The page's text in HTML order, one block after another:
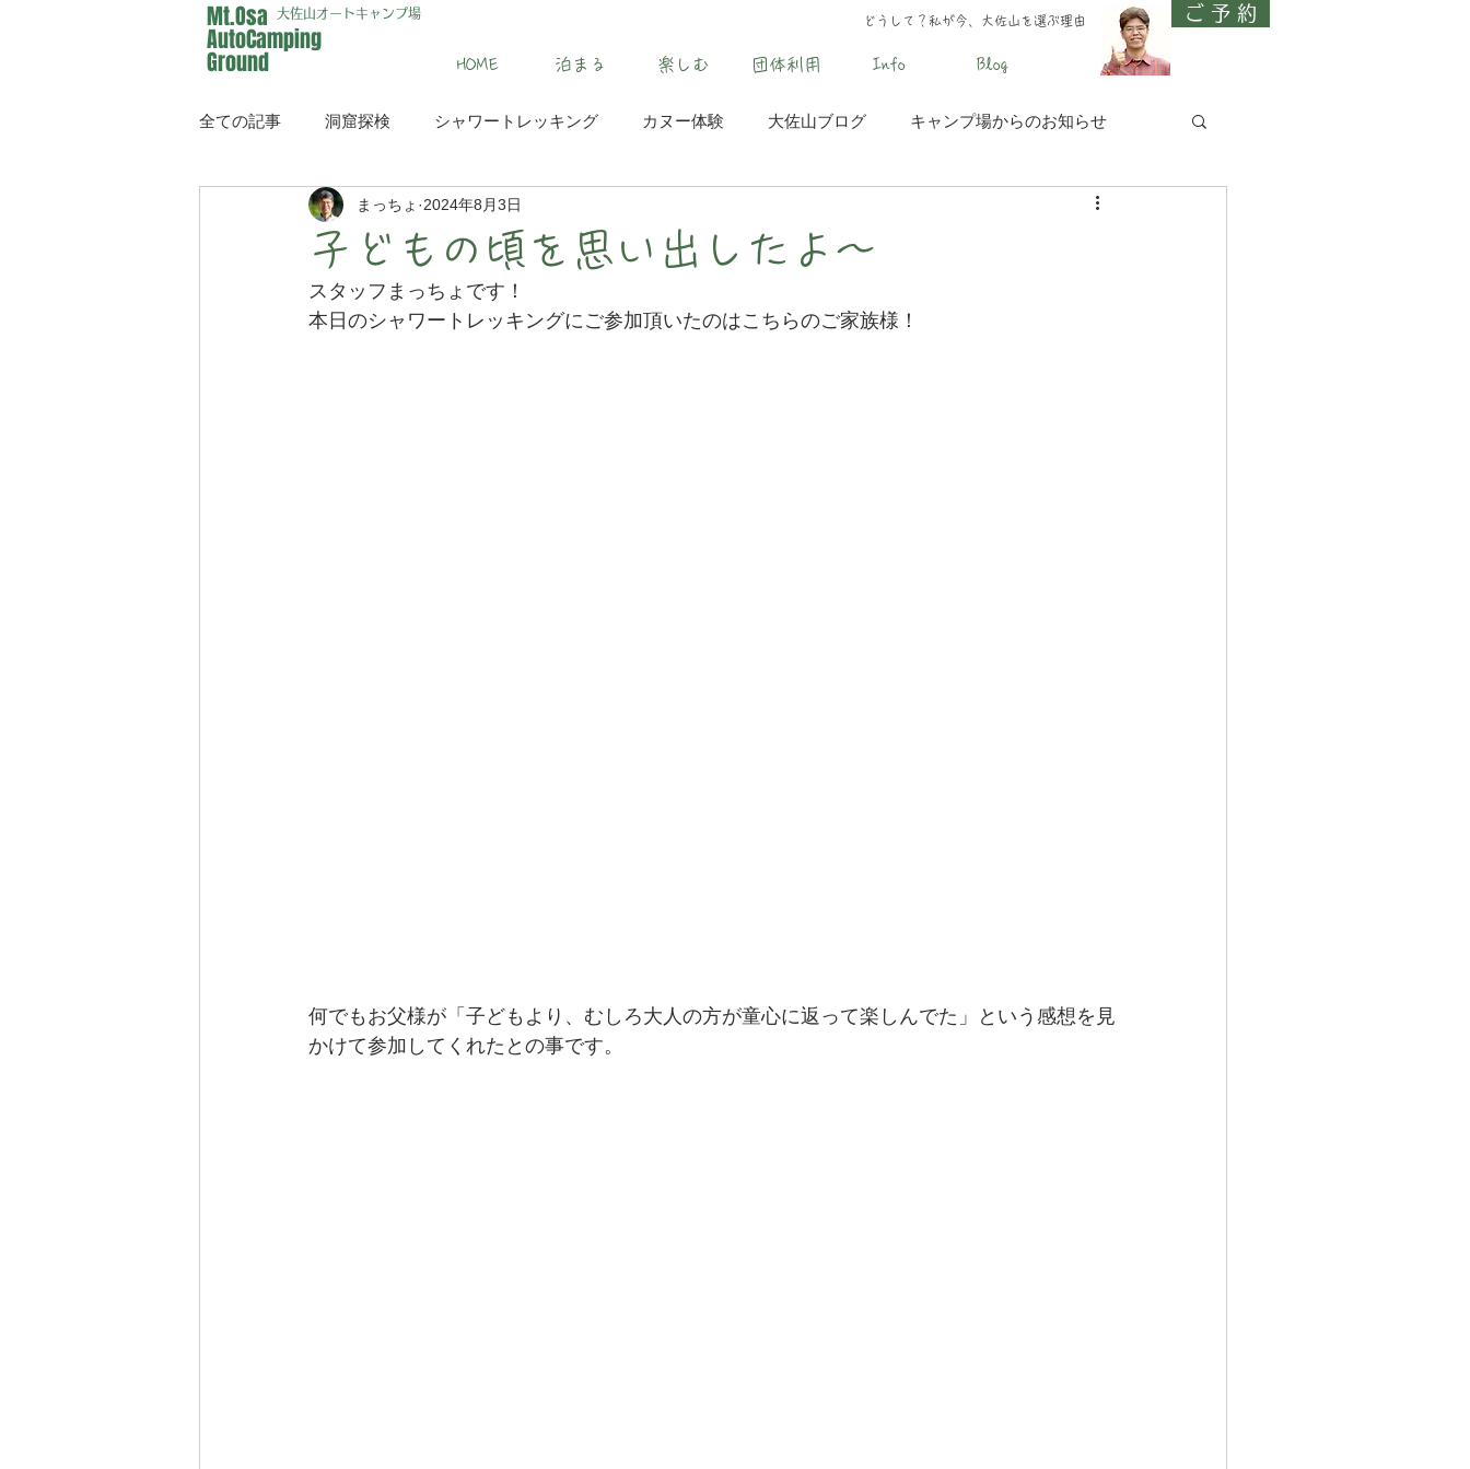
Mt.Osa
AutoCamping
Ground
大佐山オートキャンプ場
どうして？私が今、大佐山を選ぶ理由
HOME 泊まる 楽しむ 団体利用 Info Blog
ご 予 約
全ての記事 洞窟探検 シャワートレッキング カヌー体験 大佐山ブログ キャンプ場からのお知らせ
メディア
子どもの頃を思い出したよ～
まっちょ 2024年8月3日
スタッフまっちょです！
本日のシャワートレッキングにご参加頂いたのはこちらのご家族様！
何でもお父様が「子どもより、むしろ大人の方が童心に返って楽しんでた」という感想を見
かけて参加してくれたとの事です。